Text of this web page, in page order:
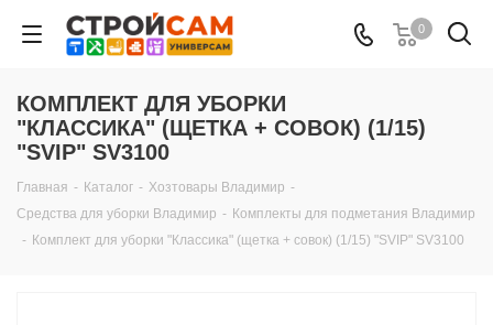
0
КОМПЛЕКТ ДЛЯ УБОРКИ
"КЛАССИКА" (ЩЕТКА + СОВОК) (1/15)
"SVIP" SV3100
Главная - Каталог - Хозтовары Владимир -
Средства для уборки Владимир - Комплекты для подметания Владимир
- Комплект для уборки "Классика" (щетка + совок) (1/15) "SVIP" SV3100